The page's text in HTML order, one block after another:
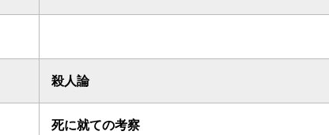
殺人論
死に就ての考察